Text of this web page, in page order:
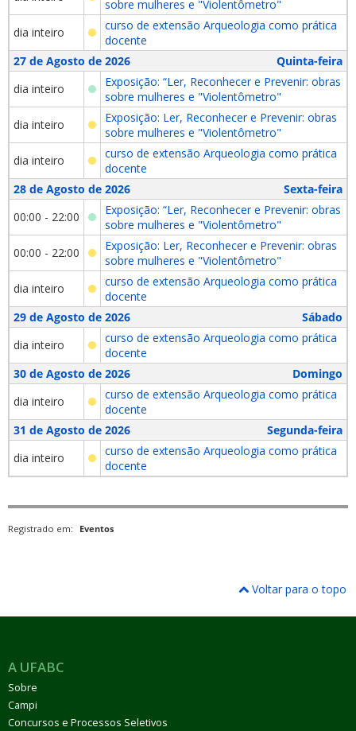
sobre mulheres e "Violentômetro"
dia inteiro
curso de extensão Arqueologia como prática
docente
27 de Agosto de 2026
Quinta-feira
dia inteiro
Exposição: “Ler, Reconhecer e Prevenir: obras
sobre mulheres e "Violentômetro"
dia inteiro
Exposição: Ler, Reconhecer e Prevenir: obras
sobre mulheres e "Violentômetro"
dia inteiro
curso de extensão Arqueologia como prática
docente
28 de Agosto de 2026
Sexta-feira
00:00 - 22:00
Exposição: “Ler, Reconhecer e Prevenir: obras
sobre mulheres e "Violentômetro"
00:00 - 22:00
Exposição: Ler, Reconhecer e Prevenir: obras
sobre mulheres e "Violentômetro"
dia inteiro
curso de extensão Arqueologia como prática
docente
29 de Agosto de 2026
Sábado
dia inteiro
curso de extensão Arqueologia como prática
docente
30 de Agosto de 2026
Domingo
dia inteiro
curso de extensão Arqueologia como prática
docente
31 de Agosto de 2026
Segunda-feira
dia inteiro
curso de extensão Arqueologia como prática
docente
Registrado em: Eventos
Voltar para o topo
A UFABC
Sobre
Campi
Concursos e Processos Seletivos